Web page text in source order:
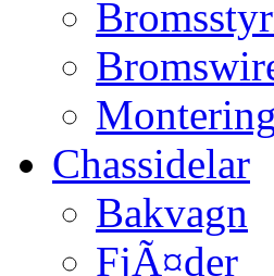
Chassidelar
Bakvagn
FjÃ¤der